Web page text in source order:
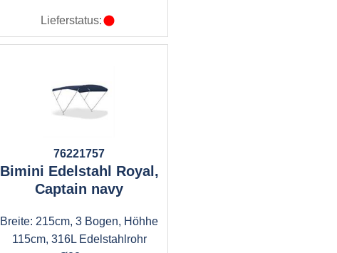
Lieferstatus:
76221757
Bimini Edelstahl Royal,
Captain navy
Breite: 215cm, 3 Bogen, Höhhe
115cm, 316L Edelstahlrohr